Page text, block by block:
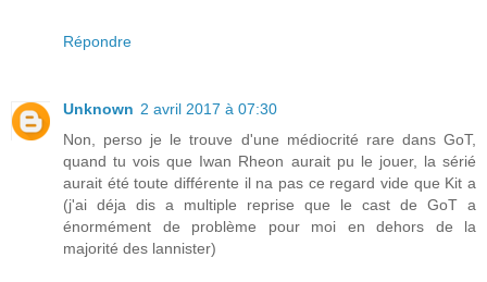
Répondre
Unknown 2 avril 2017 à 07:30
Non, perso je le trouve d'une médiocrité rare dans GoT,
quand tu vois que Iwan Rheon aurait pu le jouer, la sérié
aurait été toute différente il na pas ce regard vide que Kit a
(j'ai déja dis a multiple reprise que le cast de GoT a
énormément de problème pour moi en dehors de la
majorité des lannister)